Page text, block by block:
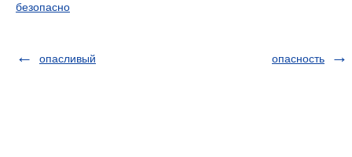
безопасно
опасливый опасность